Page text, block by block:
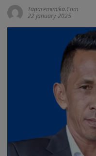
Taparemimika.com
22 January 2025